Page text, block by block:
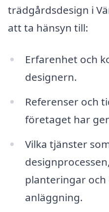
trädgårdsdesign i
att ta hänsyn till:
Erfarenhet och
designern.
Referenser och
företaget har
Vilka tjänster
planteringar och
anläggning.